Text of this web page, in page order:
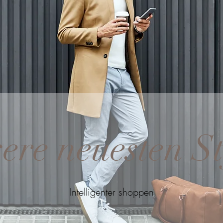
neuesten
Intelligenter shoppen